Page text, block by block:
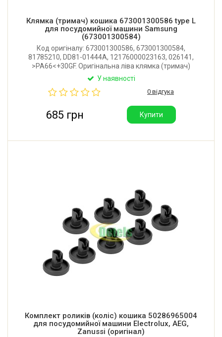
Клямка (тримач) кошика 673001300586 type L
для посудомийної машини Samsung
(673001300584)
Код оригіналу: 673001300586, 673001300584,
81785210, DD81-01444A, 12176000023163, 026141,
>PA66<+30GF. Оригінальна ліва клямка (тримач)
верхнього кошика для посудомийної машини
Виробник: Китай.
У наявності
0 відгука
685 грн Купити
Комплект роликів (коліс) кошика 50286965004
для посудомийної машини Electrolux, AEG,
Zanussi (оригінал)